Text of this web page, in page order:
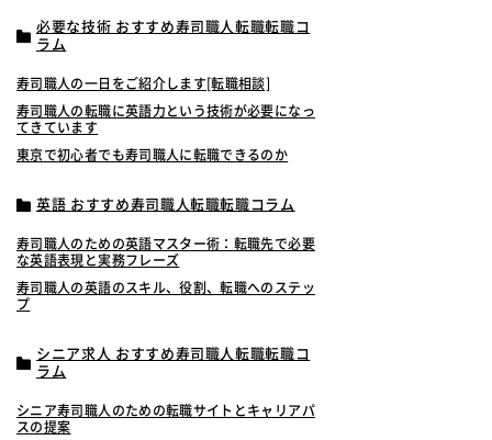
必要な技術 おすすめ寿司職人転職転職コ
ラム
寿司職人の一日をご紹介します[転職相談]
寿司職人の転職に英語力という技術が必要になっ
てきています
東京で初心者でも寿司職人に転職できるのか
英語 おすすめ寿司職人転職転職コラム
寿司職人のための英語マスター術：転職先で必要
な英語表現と実務フレーズ
寿司職人の英語のスキル、役割、転職へのステッ
プ
シニア求人 おすすめ寿司職人転職転職コ
ラム
シニア寿司職人のための転職サイトとキャリアパ
スの提案